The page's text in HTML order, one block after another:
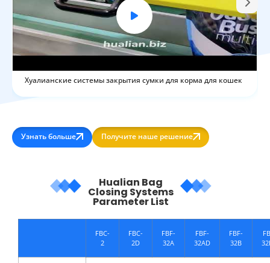
Хуалианские системы закрытия сумки для корма для кошек
Узнать больше Получите наше решение
Hualian Bag
Closing Systems
Parameter List
FBC-
2
FBC-
2D
FBF-
32A
FBF-
32AD
FBF-
32B